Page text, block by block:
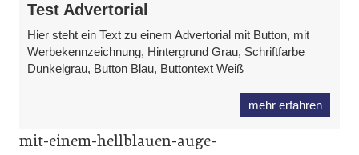
Test Advertorial
Hier steht ein Text zu einem Advertorial mit Button, mit
Werbekennzeichnung, Hintergrund Grau, Schriftfarbe
Dunkelgrau, Button Blau, Buttontext Weiß
mehr erfahren
mit-einem-hellblauen-auge-